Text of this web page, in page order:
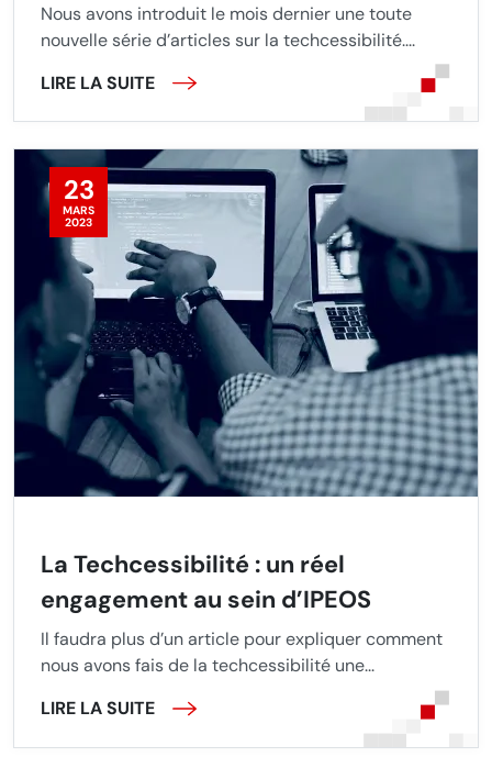
Nous avons introduit le mois dernier une toute
nouvelle série d’articles sur la techcessibilité....
LIRE LA SUITE
23
MARS
2023
La Techcessibilité : un réel
engagement au sein d’IPEOS
Il faudra plus d’un article pour expliquer comment
nous avons fais de la techcessibilité une...
LIRE LA SUITE